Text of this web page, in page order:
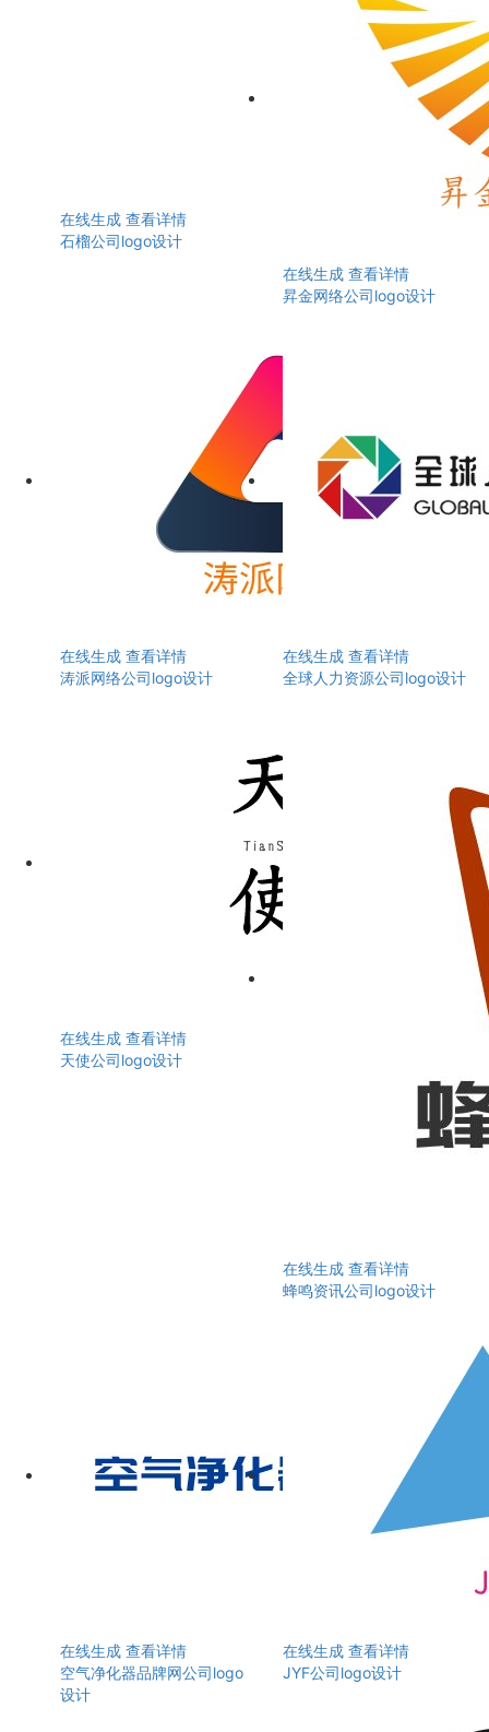
在线生成 查看详情
石榴公司logo设计
在线生成 查看详情
昇金网络公司logo设计
在线生成 查看详情
涛派网络公司logo设计
在线生成 查看详情
全球人力资源公司logo设计
在线生成 查看详情
天使公司logo设计
在线生成 查看详情
蜂鸣资讯公司logo设计
在线生成 查看详情
空气净化器品牌网公司logo
设计
在线生成 查看详情
JYF公司logo设计